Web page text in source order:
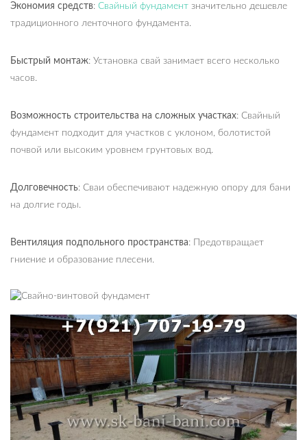
Экономия средств: Свайный фундамент значительно дешевле
традиционного ленточного фундамента.
Быстрый монтаж: Установка свай занимает всего несколько
часов.
Возможность строительства на сложных участках: Свайный
фундамент подходит для участков с уклоном, болотистой
почвой или высоким уровнем грунтовых вод.
Долговечность: Сваи обеспечивают надежную опору для бани
на долгие годы.
Вентиляция подпольного пространства: Предотвращает
гниение и образование плесени.